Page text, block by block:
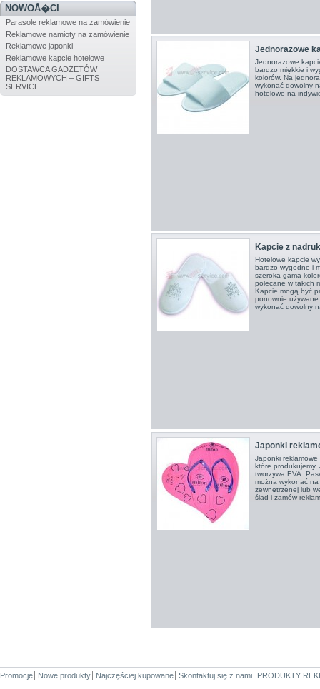
NOWOÅ�CI
Parasole reklamowe na zamówienie
Reklamowe namioty na zamówienie
Reklamowe japonki
Reklamowe kapcie hotelowe
DOSTAWCA GADŻETÓW
REKLAMOWYCH – GIFTS
SERVICE
Jednorazowe
Jednorazowe
bardzo miękkie i
kolorów. Na
wykonać dowolny
hotelowe na
Kapcie z
Hotelowe kapcie
bardzo wygodne i
szeroka gama
polecane w takich
Kapcie mogą być
ponownie
wykonać dowolny
Japonki
Japonki
które
tworzywa EVA.
można wykonać
zewnętrzenej lub
ślad i zamów
Promocje Nowe produkty Najczęściej kupowane Skontaktuj się z nami PRODUKTY